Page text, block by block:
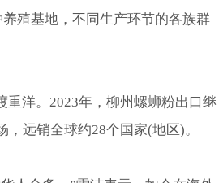
殖基地，不同生产环节的各族群
洋。2023年，柳州螺蛳粉出口继
远销全球约28个国家(地区)。